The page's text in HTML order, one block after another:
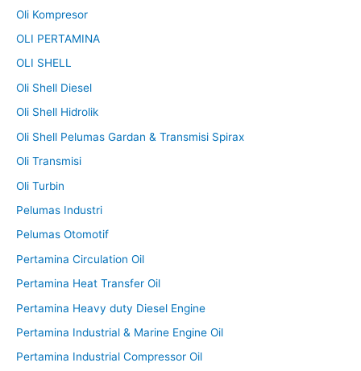
Oli Kompresor
OLI PERTAMINA
OLI SHELL
Oli Shell Diesel
Oli Shell Hidrolik
Oli Shell Pelumas Gardan & Transmisi Spirax
Oli Transmisi
Oli Turbin
Pelumas Industri
Pelumas Otomotif
Pertamina Circulation Oil
Pertamina Heat Transfer Oil
Pertamina Heavy duty Diesel Engine
Pertamina Industrial & Marine Engine Oil
Pertamina Industrial Compressor Oil